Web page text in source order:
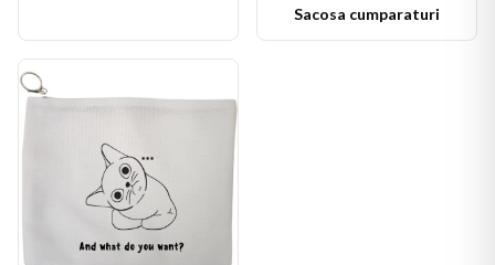
Sacosa cumparaturi